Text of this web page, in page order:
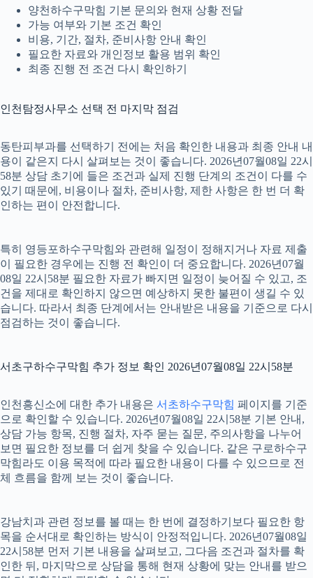
양천하수구막힘 기본 문의와 현재 상황 전달
가능 여부와 기본 조건 확인
비용, 기간, 절차, 준비사항 안내 확인
필요한 자료와 개인정보 활용 범위 확인
최종 진행 전 조건 다시 확인하기
인천탐정사무소 선택 전 마지막 점검
동탄피부과를 선택하기 전에는 처음 확인한 내용과 최종 안내 내
용이 같은지 다시 살펴보는 것이 좋습니다. 2026년07월08일 22시
58분 상담 초기에 들은 조건과 실제 진행 단계의 조건이 다를 수
있기 때문에, 비용이나 절차, 준비사항, 제한 사항은 한 번 더 확
인하는 편이 안전합니다.
특히 영등포하수구막힘와 관련해 일정이 정해지거나 자료 제출
이 필요한 경우에는 진행 전 확인이 더 중요합니다. 2026년07월
08일 22시58분 필요한 자료가 빠지면 일정이 늦어질 수 있고, 조
건을 제대로 확인하지 않으면 예상하지 못한 불편이 생길 수 있
습니다. 따라서 최종 단계에서는 안내받은 내용을 기준으로 다시
점검하는 것이 좋습니다.
서초구하수구막힘 추가 정보 확인 2026년07월08일 22시58분
인천흥신소에 대한 추가 내용은 서초하수구막힘 페이지를 기준
으로 확인할 수 있습니다. 2026년07월08일 22시58분 기본 안내,
상담 가능 항목, 진행 절차, 자주 묻는 질문, 주의사항을 나누어
보면 필요한 정보를 더 쉽게 찾을 수 있습니다. 같은 구로하수구
막힘라도 이용 목적에 따라 필요한 내용이 다를 수 있으므로 전
체 흐름을 함께 보는 것이 좋습니다.
강남치과 관련 정보를 볼 때는 한 번에 결정하기보다 필요한 항
목을 순서대로 확인하는 방식이 안정적입니다. 2026년07월08일
22시58분 먼저 기본 내용을 살펴보고, 그다음 조건과 절차를 확
인한 뒤, 마지막으로 상담을 통해 현재 상황에 맞는 안내를 받으